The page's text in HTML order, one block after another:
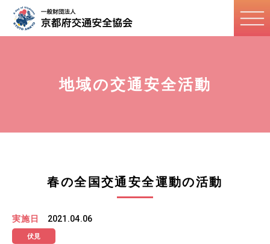
地域の交通安全活動
春の全国交通安全運動の活動
実施日 2021.04.06
伏見